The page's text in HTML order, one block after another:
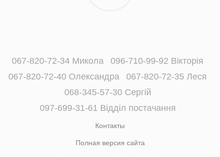
067-820-72-34 Микола
096-710-99-92 Вікторія
067-820-72-40 Олександра
067-820-72-35 Леся
068-345-57-30 Сергій
097-699-31-61 Відділ постачання
Контакты
Полная версия сайта